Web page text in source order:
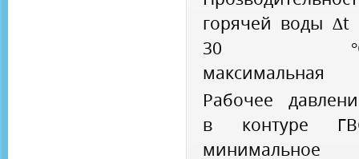
горячей воды ∆t
30
максимальная
Рабочее
в контуре
минимальное